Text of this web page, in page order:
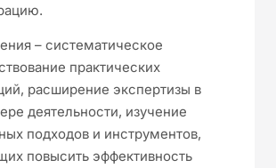
– систематическое
практических
расширение экспертизы в
деятельности, изучение
подходов и инструментов,
повысить эффективность